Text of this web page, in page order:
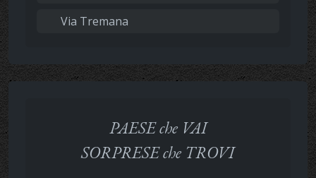
Via Tremana
PAESE che VAI
SORPRESE che TROVI